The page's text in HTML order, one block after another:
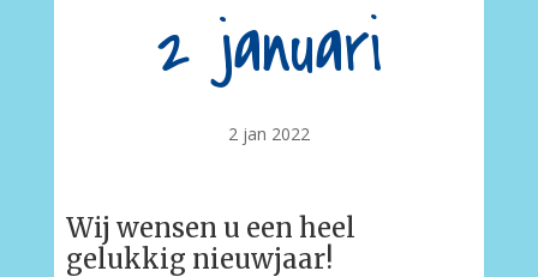
2 januari
2 jan 2022
Wij wensen u een heel
gelukkig nieuwjaar!